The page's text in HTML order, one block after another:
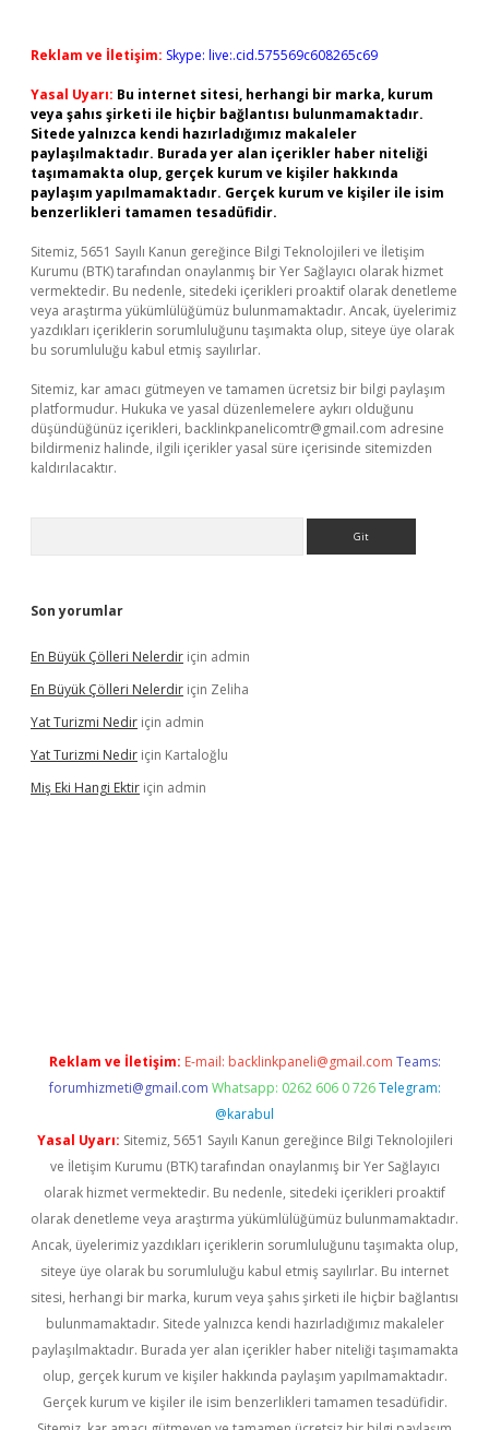
Reklam ve İletişim: Skype: live:.cid.575569c608265c69
Yasal Uyarı: Bu internet sitesi, herhangi bir marka, kurum
veya şahıs şirketi ile hiçbir bağlantısı bulunmamaktadır.
Sitede yalnızca kendi hazırladığımız makaleler
paylaşılmaktadır. Burada yer alan içerikler haber niteliği
taşımamakta olup, gerçek kurum ve kişiler hakkında
paylaşım yapılmamaktadır. Gerçek kurum ve kişiler ile isim
benzerlikleri tamamen tesadüfidir.
Sitemiz, 5651 Sayılı Kanun gereğince Bilgi Teknolojileri ve İletişim
Kurumu (BTK) tarafından onaylanmış bir Yer Sağlayıcı olarak hizmet
vermektedir. Bu nedenle, sitedeki içerikleri proaktif olarak denetleme
veya araştırma yükümlülüğümüz bulunmamaktadır. Ancak, üyelerimiz
yazdıkları içeriklerin sorumluluğunu taşımakta olup, siteye üye olarak
bu sorumluluğu kabul etmiş sayılırlar.
Sitemiz, kar amacı gütmeyen ve tamamen ücretsiz bir bilgi paylaşım
platformudur. Hukuka ve yasal düzenlemelere aykırı olduğunu
düşündüğünüz içerikleri, backlinkpanelicomtr@gmail.com adresine
bildirmeniz halinde, ilgili içerikler yasal süre içerisinde sitemizden
kaldırılacaktır.
Son yorumlar
En Büyük Çölleri Nelerdir için admin
En Büyük Çölleri Nelerdir için Zeliha
Yat Turizmi Nedir için admin
Yat Turizmi Nedir için Kartaloğlu
Miş Eki Hangi Ektir için admin
Reklam ve İletişim: E-mail: backlinkpaneli@gmail.com Teams:
forumhizmeti@gmail.com Whatsapp: 0262 606 0 726 Telegram:
@karabul
Yasal Uyarı: Sitemiz, 5651 Sayılı Kanun gereğince Bilgi Teknolojileri
ve İletişim Kurumu (BTK) tarafından onaylanmış bir Yer Sağlayıcı
olarak hizmet vermektedir. Bu nedenle, sitedeki içerikleri proaktif
olarak denetleme veya araştırma yükümlülüğümüz bulunmamaktadır.
Ancak, üyelerimiz yazdıkları içeriklerin sorumluluğunu taşımakta olup,
siteye üye olarak bu sorumluluğu kabul etmiş sayılırlar. Bu internet
sitesi, herhangi bir marka, kurum veya şahıs şirketi ile hiçbir bağlantısı
bulunmamaktadır. Sitede yalnızca kendi hazırladığımız makaleler
paylaşılmaktadır. Burada yer alan içerikler haber niteliği taşımamakta
olup, gerçek kurum ve kişiler hakkında paylaşım yapılmamaktadır.
Gerçek kurum ve kişiler ile isim benzerlikleri tamamen tesadüfidir.